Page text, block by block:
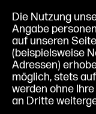
Die Nutzung
Angabe
auf unseren
(beispielsweise
Adressen)
möglich, stets
werden ohne
an Dritte